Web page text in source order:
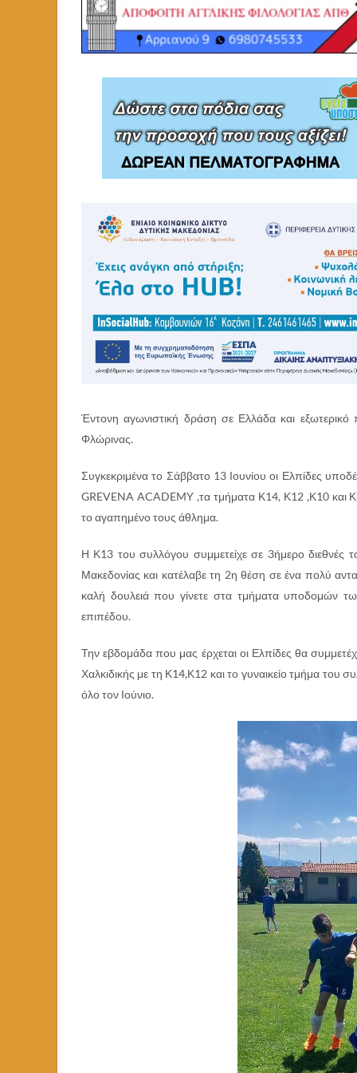
Έντονη αγωνιστική δράση σε Ελλάδα και εξωτερικό
Φλώρινας.
Συγκεκριμένα το Σάββατο 13 Ιουνίου οι Ελπίδες
GREVENA ACADEMY ,τα τμήματα Κ14, Κ12 ,Κ10 και
το αγαπημένο τους άθλημα.
Η Κ13 του συλλόγου συμμετείχε σε 3ήμερο
Μακεδονίας και κατέλαβε τη 2η θέση σε ένα πολύ
καλή δουλειά που γίνετε στα τμήματα υποδομών
επιπέδου.
Την εβδομάδα που μας έρχεται οι Ελπίδες θα
Χαλκιδικής με τη Κ14,Κ12 και το γυναικείο τμήμα
όλο τον Ιούνιο.